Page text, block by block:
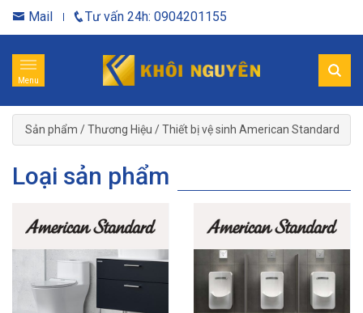
Mail Tư vấn 24h: 0904201155
Menu
Sản phẩm /Thương Hiệu /Thiết bị vệ sinh American Standard
Loại sản phẩm